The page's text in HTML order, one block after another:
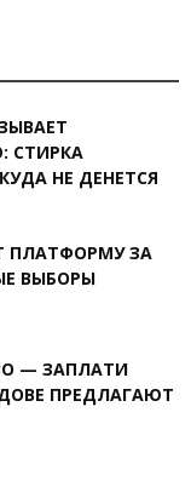
СТИРКА
НЕ ДЕНЕТСЯ
ПЛАТФОРМУ ЗА
ВЫБОРЫ
— ЗАПЛАТИ
ПРЕДЛАГАЮТ